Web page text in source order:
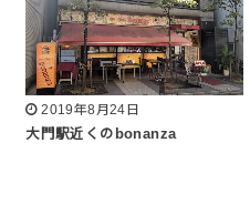
2019年8月24日
大門駅近くのbonanza